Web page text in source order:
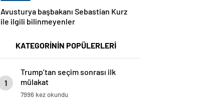
Avusturya başbakanı Sebastian Kurz
ile ilgili bilinmeyenler
KATEGORİNİN POPÜLERLERİ
1
Trump’tan seçim sonrası ilk
mülakat
7996 kez okundu